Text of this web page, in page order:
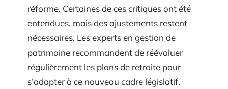
réforme. Certaines de ces critiques ont été
entendues, mais des ajustements restent
nécessaires. Les experts en gestion de
patrimoine recommandent de réévaluer
régulièrement les plans de retraite pour
s’adapter à ce nouveau cadre législatif.